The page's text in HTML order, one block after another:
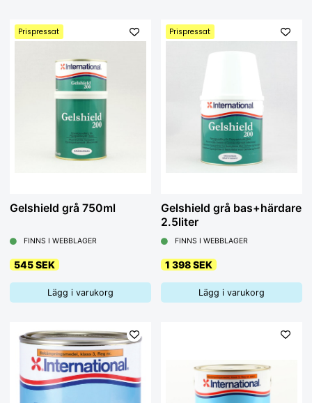
Prispressat
Gelshield grå 750ml
FINNS I WEBBLAGER
545 SEK
Lägg i varukorg
Prispressat
Gelshield grå bas+härdare
2.5liter
FINNS I WEBBLAGER
1 398 SEK
Lägg i varukorg